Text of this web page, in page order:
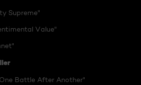
Supreme"
Value"
Battle After Another"